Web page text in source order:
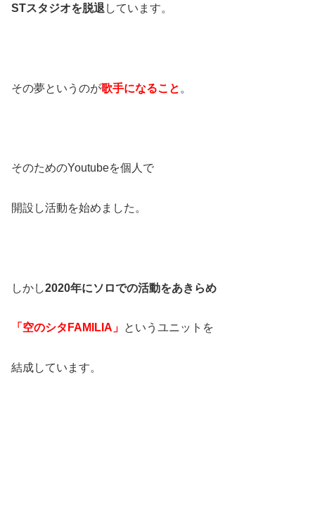
STスタジオを脱退 しています。
その夢というのが歌手になること 。
そのためのYoutubeを個人で
開設し活動を始めました。
しかし2020年にソロでの活動をあきらめ
「空のシタFAMILIA」 というユニットを
結成しています。